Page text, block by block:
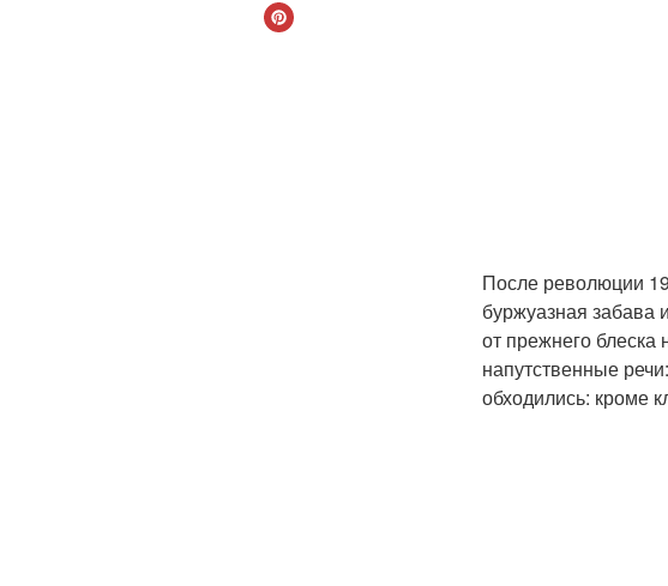
После революции
буржуазная забава
от прежнего
напутственные
обходились: кроме